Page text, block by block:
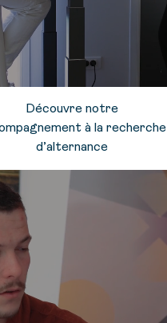
Découvre notre
à la recherche
d’alternance